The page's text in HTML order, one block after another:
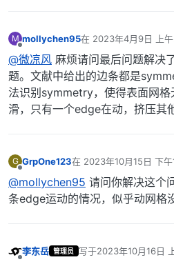
M
离线
mollychen95在 2023年4月9日 上
最后由 编辑
@微凉风 麻烦请问最后问题解决
题。文献中给出的边条都是
法识别symmetry，使得表面网
滑，只有一个edge在动，挤压其
G GrpOne123在 2023年10月15日 下
最后由 编辑
@mollychen95 请问你解决这个
条edge运动的情况，似乎动网格
李东岳 管理员 写于2023年10月16日
最后由 编辑